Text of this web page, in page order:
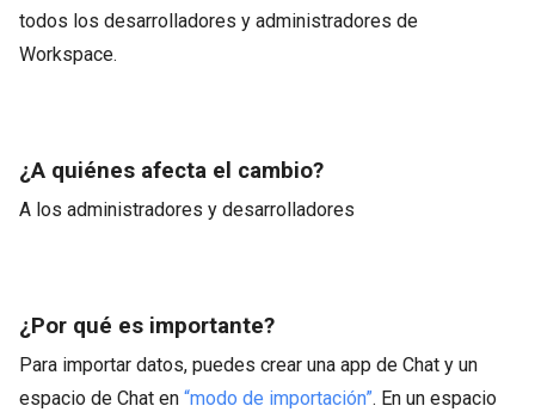
todos los desarrolladores y administradores de
Workspace.
¿A quiénes afecta el cambio?
A los administradores y desarrolladores
¿Por qué es importante?
Para importar datos, puedes crear una app de Chat y un
espacio de Chat en “modo de importación”. En un espacio